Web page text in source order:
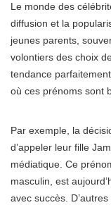
Le monde des
diffusion et la
jeunes parents,
volontiers des choix
tendance
où ces prénoms sont
Par exemple, la
d’appeler leur fille
médiatique. Ce
masculin, est
avec succès.